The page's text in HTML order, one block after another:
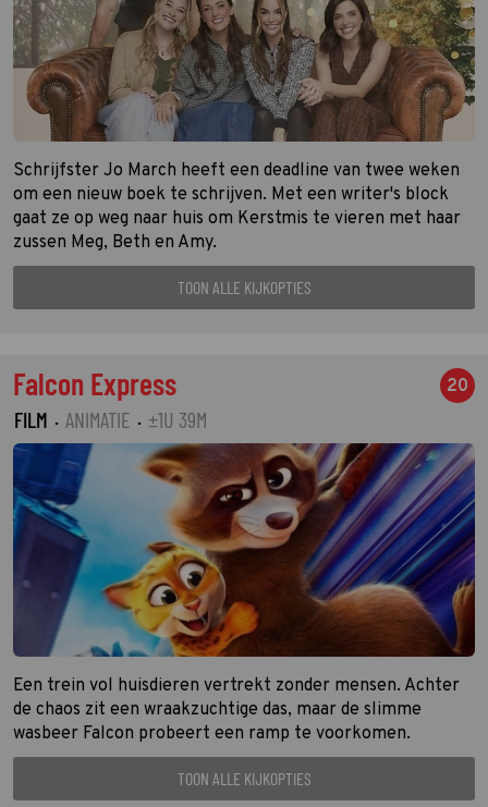
Schrijfster Jo March heeft een deadline van twee weken
om een nieuw boek te schrijven. Met een writer's block
gaat ze op weg naar huis om Kerstmis te vieren met haar
zussen Meg, Beth en Amy.
TOON ALLE KIJKOPTIES
Falcon Express 20
FILM · ANIMATIE · ±1U 39M
Een trein vol huisdieren vertrekt zonder mensen. Achter
de chaos zit een wraakzuchtige das, maar de slimme
wasbeer Falcon probeert een ramp te voorkomen.
TOON ALLE KIJKOPTIES